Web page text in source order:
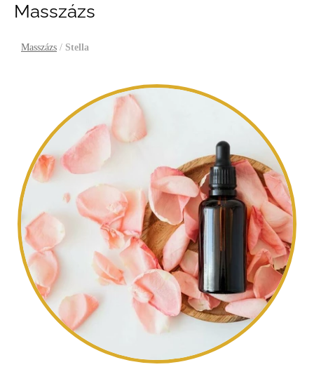
Masszázs
Masszázs / Stella